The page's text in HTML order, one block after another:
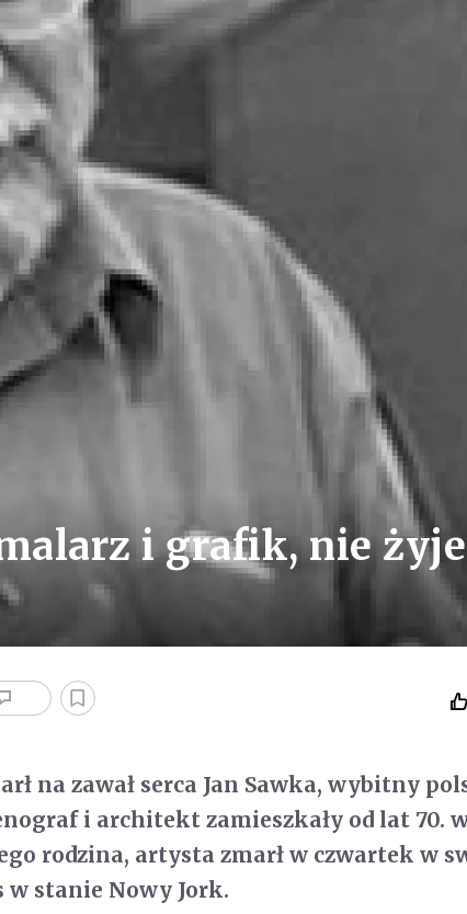
i grafik, nie żyje
na zawał serca Jan Sawka, wybitny
i architekt zamieszkały od lat 70. w
rodzina, artysta zmarł w czwartek w
w stanie Nowy Jork.